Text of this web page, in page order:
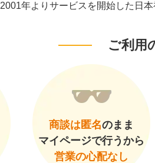
2001年よりサービスを開始した日
ご利用
商談は匿名のまま
マイページで行うから
営業の心配なし